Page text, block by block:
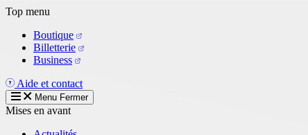
Aller
contenu
principal
Top menu
Boutique
Billetterie
Business
Aide et contact
Menu Fermer
Mises en avant